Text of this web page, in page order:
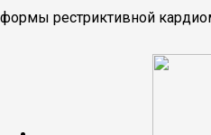
формы рестриктивной